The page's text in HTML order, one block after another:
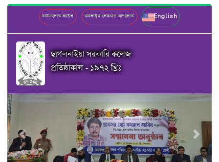
ডাউনলোড ফাইল অনলাইন লেকচার আপলোড English
ছাগলনাইয়া সরকারি কলেজ
প্রতিষ্ঠাকাল - ১৯৭২ খ্রিঃ
Previous Next